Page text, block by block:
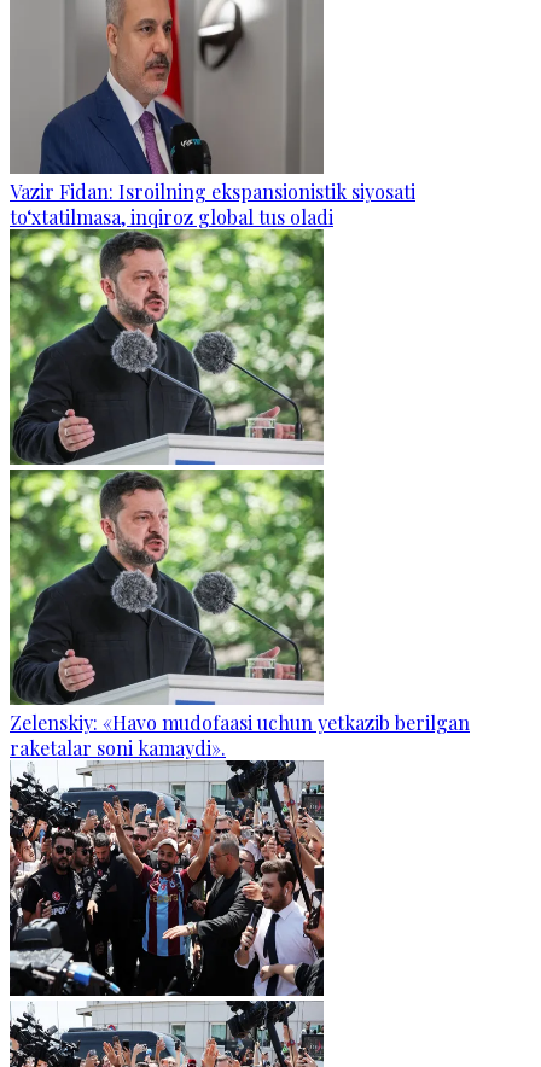
Vazir Fidan: Isroilning ekspansionistik siyosati
to‘xtatilmasa, inqiroz global tus oladi
Zelenskiy: «Havo mudofaasi uchun yetkazib berilgan
raketalar soni kamaydi».